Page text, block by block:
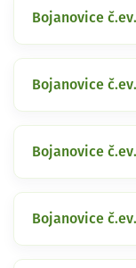
Bojanovice
Bojanovice
Bojanovice
Bojanovice